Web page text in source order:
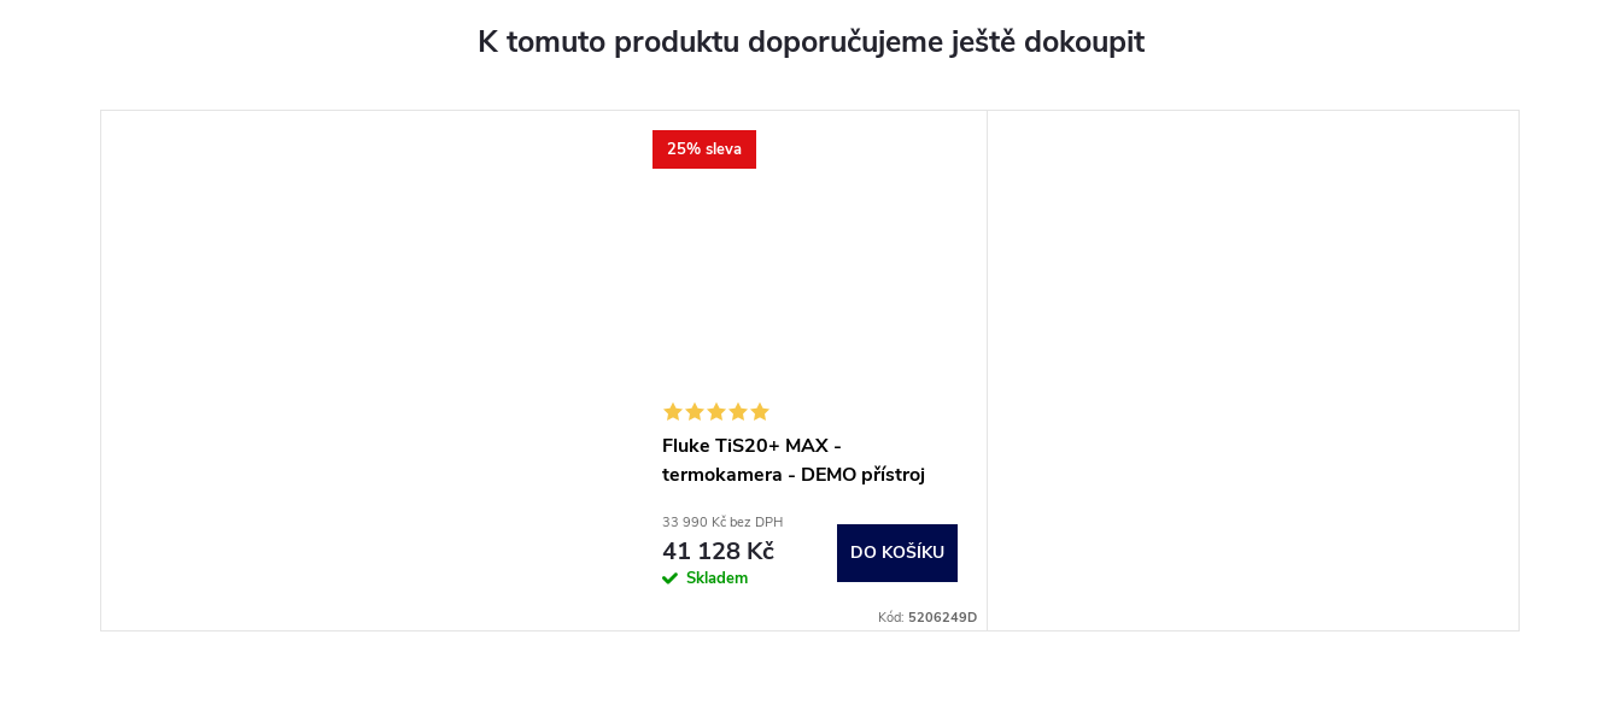
K tomuto produktu doporučujeme ještě dokoupit
25% sleva
Fluke TiS20+ MAX -
termokamera - DEMO přístroj
33 990 Kč bez DPH
41 128 Kč
Skladem
DO KOŠÍKU
Kód: 5206249D